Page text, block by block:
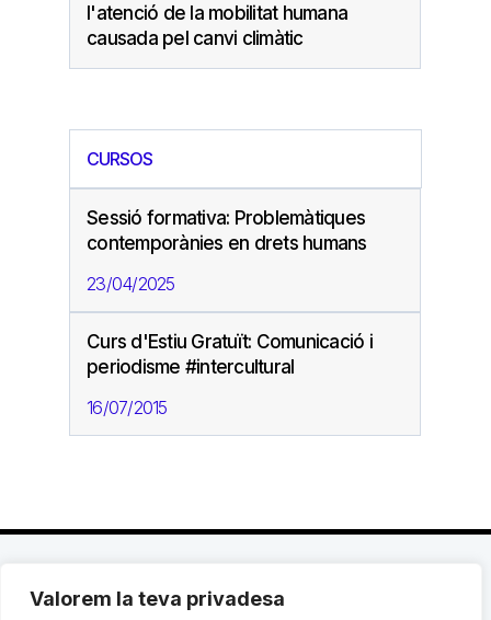
Valorem la teva privadesa
l'atenció de la mobilitat humana
causada pel canvi climàtic
CURSOS
Sessió formativa: Problemàtiques
contemporànies en drets humans
23/04/2025
Curs d'Estiu Gratuït: Comunicació i
periodisme #intercultural
16/07/2015
C. Avinyó 44, 2n | 08002 Barcelona |